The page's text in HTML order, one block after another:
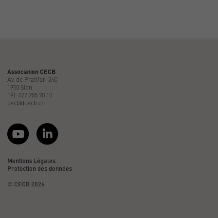
Association CECB
Av. de Pratifori 24C
1950 Sion
Tél. 027 205 70 10
cecb@cecb.ch
Mentions Légales
Protection des données
© CECB 2026